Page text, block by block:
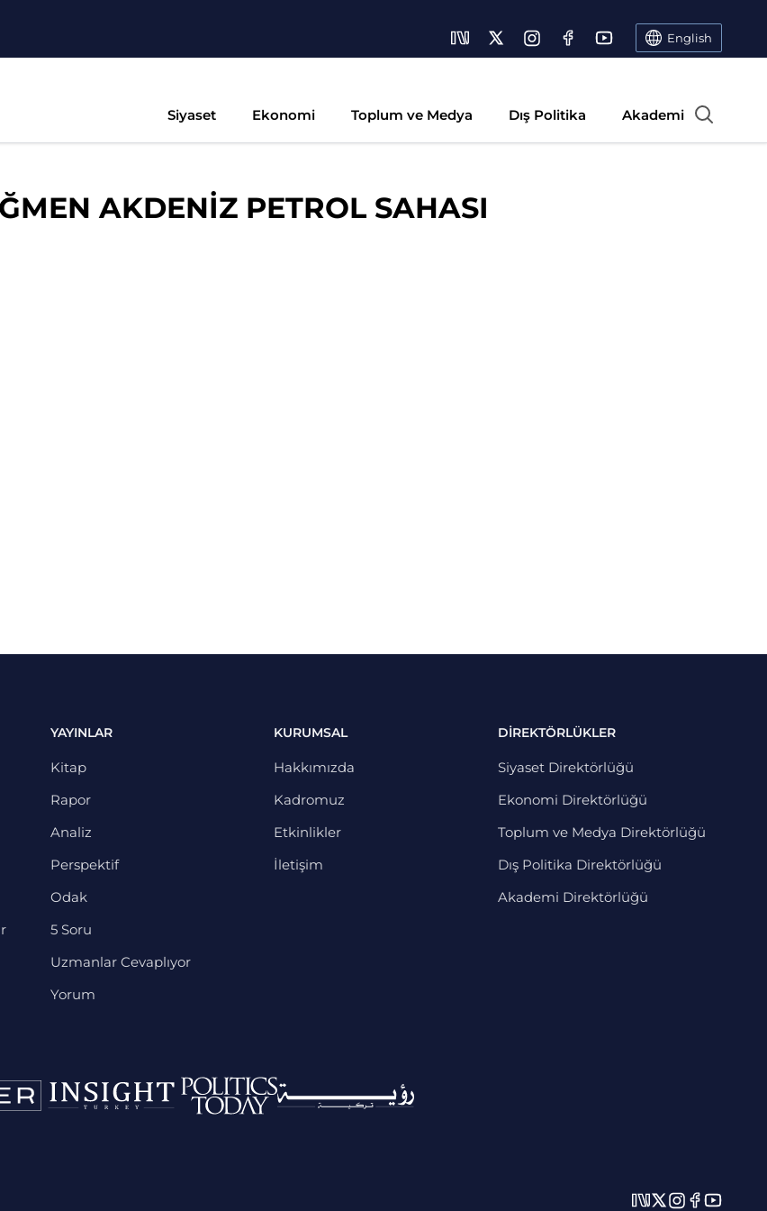
English
Siyaset Ekonomi Toplum ve Medya Dış Politika Akademi
AKDENİZ PETROL SAHASI
YAYINLAR
Kitap
Rapor
Analiz
Perspektif
Odak
5 Soru
Uzmanlar Cevaplıyor
Yorum
KURUMSAL
Hakkımızda
Kadromuz
Etkinlikler
İletişim
DİREKTÖRLÜKLER
Siyaset Direktörlüğü
Ekonomi Direktörlüğü
Toplum ve Medya Direktörlüğü
Dış Politika Direktörlüğü
Akademi Direktörlüğü